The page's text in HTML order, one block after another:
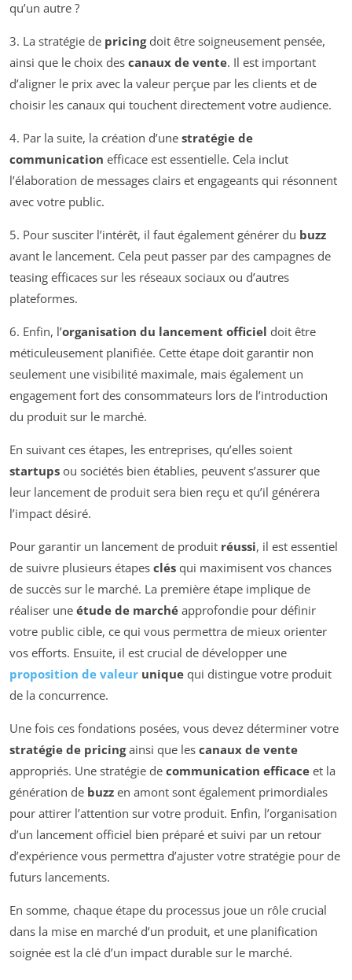
qu’un autre ?
3. La stratégie de pricingdoit être soigneusement pensée,
ainsi que le choix des canaux de vente. Il est important
d’aligner le prix avec la valeur perçue par les clients et de
choisir les canaux qui touchent directement votre audience.
4. Par la suite, la création d’une stratégie de
communication efficace est essentielle. Cela inclut
l’élaboration de messages clairs et engageants qui résonnent
avec votre public.
5. Pour susciter l’intérêt, il faut également générer du buzz
avant le lancement. Cela peut passer par des campagnes de
teasing efficaces sur les réseaux sociaux ou d’autres
plateformes.
6. Enfin, l’organisation du lancement officiel doit être
méticuleusement planifiée. Cette étape doit garantir non
seulement une visibilité maximale, mais également un
engagement fort des consommateurs lors de l’introduction
du produit sur le marché.
En suivant ces étapes, les entreprises, qu’elles soient
startups ou sociétés bien établies, peuvent s’assurer que
leur lancement de produit sera bien reçu et qu’il générera
l’impact désiré.
Pour garantir un lancement de produit réussi, il est essentiel
de suivre plusieurs étapes clés qui maximisent vos chances
de succès sur le marché. La première étape implique de
réaliser une étude de marché approfondie pour définir
votre public cible, ce qui vous permettra de mieux orienter
vos efforts. Ensuite, il est crucial de développer une
proposition de valeur unique qui distingue votre produit
de la concurrence.
Une fois ces fondations posées, vous devez déterminer votre
stratégie de pricingainsi que les canaux de vente
appropriés. Une stratégie de communication efficace et la
génération de buzz en amont sont également primordiales
pour attirer l’attention sur votre produit. Enfin, l’organisation
d’un lancement officiel bien préparé et suivi par un retour
d’expérience vous permettra d’ajuster votre stratégie pour de
futurs lancements.
En somme, chaque étape du processus joue un rôle crucial
dans la mise en marché d’un produit, et une planification
soignée est la clé d’un impact durable sur le marché.